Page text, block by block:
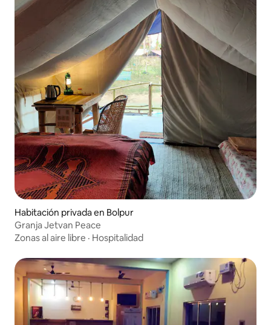
Habitación privada en Bolpur
Granja Jetvan Peace
Zonas al aire libre · Hospitalidad